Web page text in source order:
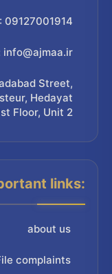
09127001914
info@ajmaa.ir
Street,
Hedayat
Floor, Unit 2
links:
about us
complaints